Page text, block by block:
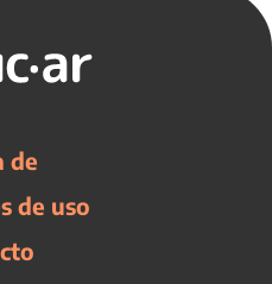
de
de uso